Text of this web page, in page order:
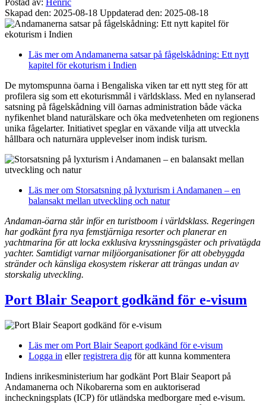
Postad av: Henric
Skapad den: 2025-08-18 Uppdaterad den: 2025-08-18
Läs merom Andamanerna satsar på fågelskådning: Ett nytt
kapitel för ekoturism i Indien
De mytomspunna öarna i Bengaliska viken tar ett nytt steg för att
profilera sig som ett ekoturismmål i världsklass. Med en nylanserad
satsning på fågelskådning vill öarnas administration både väcka
nyfikenhet bland naturälskare och öka medvetenheten om regionens
unika fågelarter. Initiativet speglar en växande vilja att utveckla
hållbara och naturnära upplevelser inom indisk turism.
Läs merom Storsatsning på lyxturism i Andamanen – en
balansakt mellan utveckling och natur
Andaman-öarna står inför en turistboom i världsklass. Regeringen
har godkänt fyra nya femstjärniga resorter och planerar en
yachtmarina för att locka exklusiva kryssningsgäst­er och privat­ägda
yachter. Samtidigt varnar miljöorganisationer för att obebyggda
stränder och känsliga ekosystem riskerar att trängas undan av
storskalig utveckling.
Port Blair Seaport godkänd för e-visum
Läs merom Port Blair Seaport godkänd för e-visum
Logga in ellerregistrera dig för att kunna kommentera
Indiens inrikesministerium har godkänt Port Blair Seaport på
Andamanerna och Nikobarerna som en auktoriserad
incheckningsplats (ICP) för utländska medborgare med e-visum.